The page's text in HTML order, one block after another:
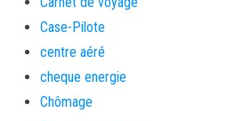
Case-Pilote
centre aéré
cheque energie
Chômage